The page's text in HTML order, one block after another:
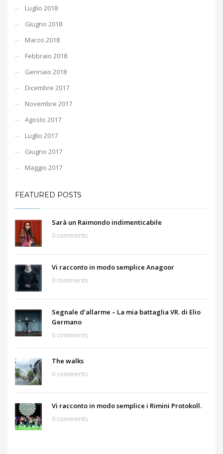
Luglio 2018
Giugno 2018
Marzo 2018
Febbraio 2018
Gennaio 2018
Dicembre 2017
Novembre 2017
Agosto 2017
Luglio 2017
Giugno 2017
Maggio 2017
FEATURED POSTS
Sarà un Raimondo indimenticabile
0 comments
Vi racconto in modo semplice Anagoor
0 comments
Segnale d’allarme – La mia battaglia VR. di Elio
Germano
0 comments
The walks
0 comments
Vi racconto in modo semplice i Rimini Protokoll.
0 comments